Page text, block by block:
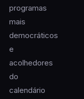
programas
mais
democráticos
e
acolhedores
do
calendário